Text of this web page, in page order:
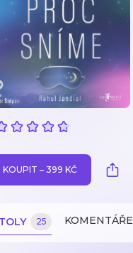
KOUPIT – 399 KČ
25 KOMENTÁŘE